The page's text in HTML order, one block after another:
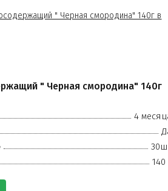
" Черная смородина" 140г
4
140